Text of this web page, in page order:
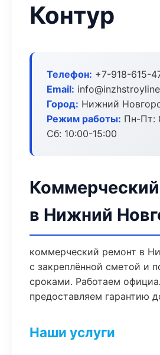
Контур
Телефон: +7-918-615-
Email:
Город: Нижний
Режим работы: Пн-Пт:
Сб: 10:00-15:00
в Нижний
коммерческий ремонт в
с закреплённой сметой и
сроками. Работаем
предоставляем гарантию
Наши услуги